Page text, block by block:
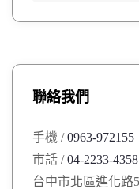
f
:
聯絡我們
手機 /0963-972155
市話 /04-2233-4358
台中市北區進化路